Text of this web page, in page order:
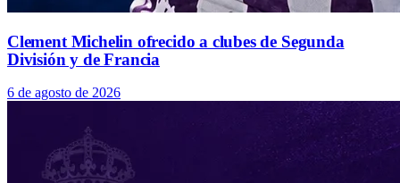
Clement Michelin ofrecido a clubes de Segunda
División y de Francia
6 de agosto de 2026